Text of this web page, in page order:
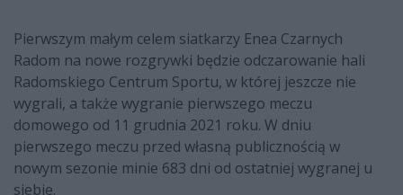
Pierwszym małym celem siatkarzy Enea Czarnych
Radom na nowe rozgrywki będzie odczarowanie hali
Radomskiego Centrum Sportu, w której jeszcze nie
wygrali, a także wygranie pierwszego meczu
domowego od 11 grudnia 2021 roku. W dniu
pierwszego meczu przed własną publicznością w
nowym sezonie minie 683 dni od ostatniej wygranej u
siebie.